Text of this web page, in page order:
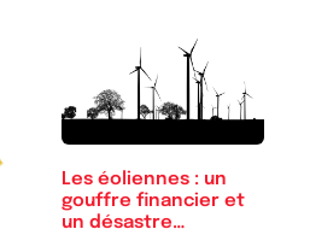
Les éoliennes : un
gouffre financier et
un désastre…